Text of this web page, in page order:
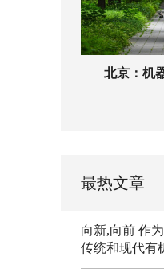
北京：机
最热文章
向新,向前 作
传统和现代有